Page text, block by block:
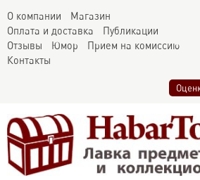
О компании
Магазин
Оплата и доставка
Публикации
Отзывы
Юмор
Прием на комиссию
Контакты